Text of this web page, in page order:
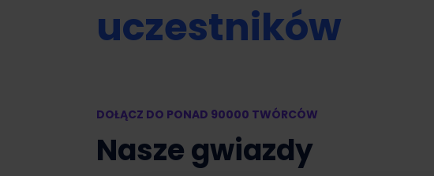
uczestników
Zamień swój
DOŁĄCZ DO PONAD 90000 TWÓRCÓW
Nasze gwiazdy